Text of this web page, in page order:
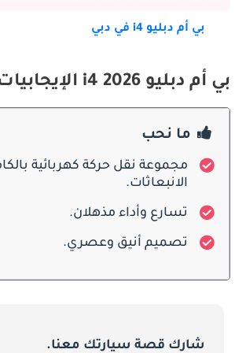
الديكورات المحرك
صيانة
بي أم دبليو i4 في دبي
بي أم دبليو i4 2026 الإيجابيات والسلبيات
ما نحب
مجموعة نقل حركة كهربائية
الانبعاثات.
تسارع وأداء مذهلان.
تصميم أنيق وعصري.
شارك قصة سيارتك معنا.